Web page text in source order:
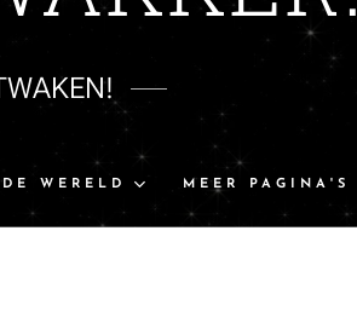
WERELD MEER PAGINA'S